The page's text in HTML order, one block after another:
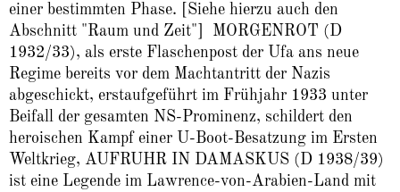
einer bestimmten Phase. [Siehe hierzu auch den
Abschnitt "Raum und Zeit"] MORGENROT (D
1932/33), als erste Flaschenpost der Ufa ans neue
Regime bereits vor dem Machtantritt der Nazis
abgeschickt, erstaufgeführt im Frühjahr 1933 unter
Beifall der gesamten NS-Prominenz, schildert den
heroischen Kampf einer U-Boot-Besatzung im Ersten
Weltkrieg, AUFRUHR IN DAMASKUS (D 1938/39)
ist eine Legende im Lawrence-von-Arabien-Land mit